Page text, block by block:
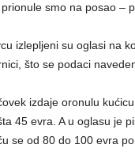
smo na posao –
izlepljeni su oglasi na
što se podaci
izdaje oronulu
45 evra. A u oglasu je
se od 80 do 100 evra